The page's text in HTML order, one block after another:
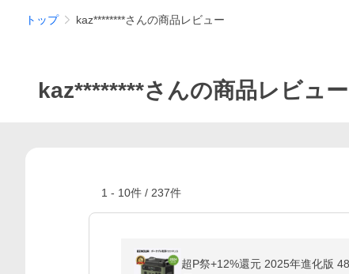
トップ kaz********さんの商品レビュー
kaz********さんの商品レビュー
1 - 10件 / 237件
超P祭+12%還元 2025年進化版